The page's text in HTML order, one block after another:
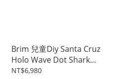
Brim 兒童Diy Santa Cruz
Holo Wave Dot Shark
27.7"│衝浪滑板
NT$6,980